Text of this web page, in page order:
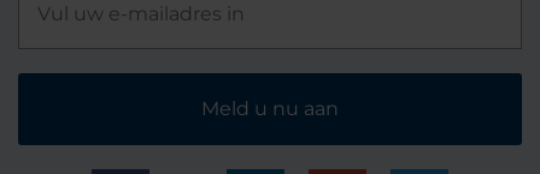
Meld u nu aan